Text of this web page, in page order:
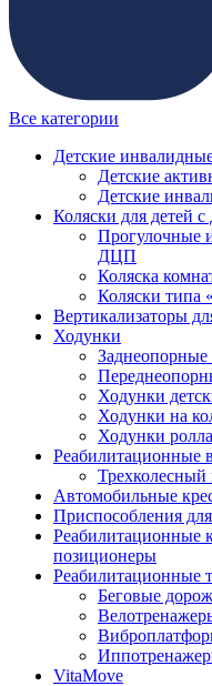
Все категории
Детские
Детские
Детские
Коляски для детей
Прогулочные
ДЦП
Коляска
Коляски типа
Вертикализаторы
Ходунки
Заднеопорные
Ходунки
Ходунки на
Ходунки
Реабилитационные
Автомобильные
Приспособления
Реабилитационные
позиционеры
Реабилитационные
Беговые
VitaMove